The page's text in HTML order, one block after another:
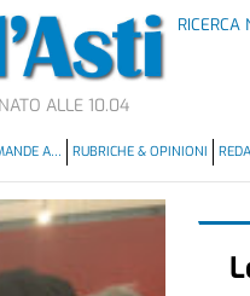
RICERCA
ALLE 10.04
A… RUBRICHE & OPINIONI